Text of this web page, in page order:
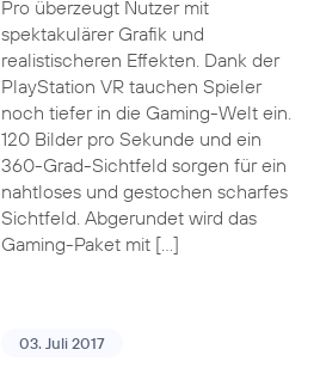
Pro überzeugt Nutzer mit
spektakulärer Grafik und
realistischeren Effekten. Dank der
PlayStation VR tauchen Spieler
noch tiefer in die Gaming-Welt ein.
120 Bilder pro Sekunde und ein
360-Grad-Sichtfeld sorgen für ein
nahtloses und gestochen scharfes
Sichtfeld. Abgerundet wird das
Gaming-Paket mit […]
03. Juli 2017